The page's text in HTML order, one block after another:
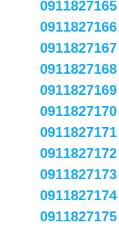
0911827165
0911827166
0911827167
0911827168
0911827169
0911827170
0911827171
0911827172
0911827173
0911827174
0911827175